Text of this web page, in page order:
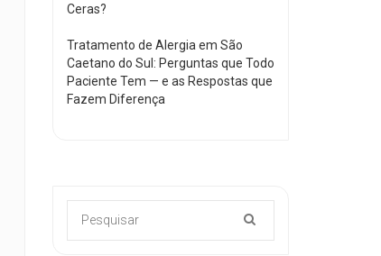
Ceras?
Tratamento de Alergia em São
Caetano do Sul: Perguntas que Todo
Paciente Tem — e as Respostas que
Fazem Diferença